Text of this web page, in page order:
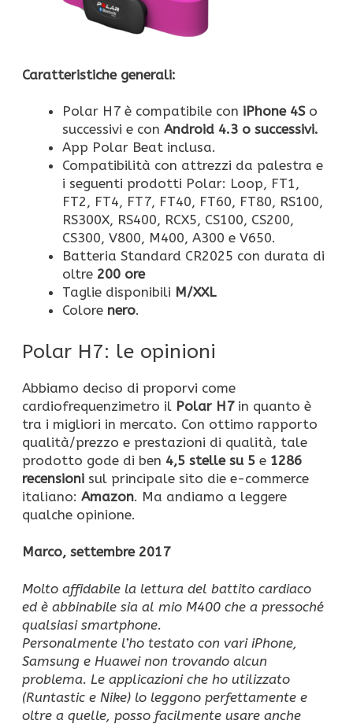
Caratteristiche generali:
Polar H7 è compatibile con iPhone 4So
successivi e con Android 4.3 o successivi.
App Polar Beat inclusa.
Compatibilità con attrezzi da palestra e
i seguenti prodotti Polar: Loop, FT1,
FT2, FT4, FT7, FT40, FT60, FT80, RS100,
RS300X, RS400, RCX5, CS100, CS200,
CS300, V800, M400, A300 e V650.
Batteria Standard CR2025 con durata di
oltre 200 ore
Taglie disponibili M/XXL
Colore nero.
Polar H7: le opinioni
Abbiamo deciso di proporvi come
cardiofrequenzimetro il Polar H7in quanto è
tra i migliori in mercato. Con ottimo rapporto
qualità/prezzo e prestazioni di qualità, tale
prodotto gode di ben 4,5 stelle su 5 e 1286
recensioni sul principale sito die e-commerce
italiano: Amazon. Ma andiamo a leggere
qualche opinione.
Marco, settembre 2017
Molto affidabile la lettura del battito cardiaco
ed è abbinabile sia al mio M400 che a pressoché
qualsiasi smartphone.
Personalmente l’ho testato con vari iPhone,
Samsung e Huawei non trovando alcun
problema. Le applicazioni che ho utilizzato
(Runtastic e Nike) lo leggono perfettamente e
oltre a quelle, posso facilmente usare anche